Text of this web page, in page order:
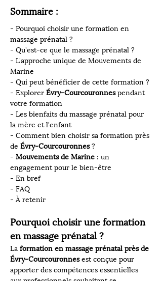
Sommaire :
- Pourquoi choisir une formation en
massage prénatal ?
- Qu'est-ce que le massage prénatal ?
- L'approche unique de Mouvements de
Marine
- Qui peut bénéficier de cette formation ?
- Explorer Évry-Courcouronnes pendant
votre formation
- Les bienfaits du massage prénatal pour
la mère et l'enfant
- Comment bien choisir sa formation près
de Évry-Courcouronnes ?
- Mouvements de Marine : un
engagement pour le bien-être
- En bref
- FAQ
- À retenir
Pourquoi choisir une formation
en massage prénatal ?
La formation en massage prénatal près de
Évry-Courcouronnes est conçue pour
apporter des compétences essentielles